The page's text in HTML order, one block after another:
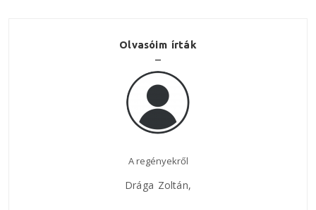
Olvasóim írták
A regényekről
Drága Zoltán,